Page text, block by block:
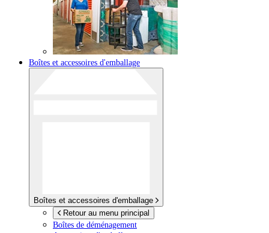
Boîtes et accessoires d'emballage
Boîtes et accessoires d'emballage
Retour au menu principal
Boîtes de déménagement